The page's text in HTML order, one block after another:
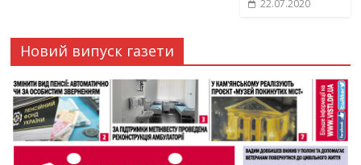
22.07.2020
Новий випуск газети